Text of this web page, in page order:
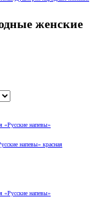
женские
напевы» красная